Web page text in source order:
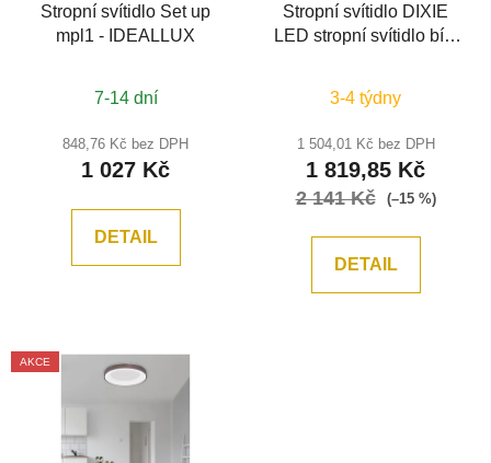
Stropní svítidlo Set up
mpl1 - IDEALLUX
7-14 dní
848,76 Kč bez DPH
1 027 Kč
DETAIL
Stropní svítidlo DIXIE
LED stropní svítidlo bílá
D400 H25 - NOVA
3-4 týdny
1 504,01 Kč bez DPH
1 819,85 Kč
2 141 Kč (–15 %)
DETAIL
AKCE